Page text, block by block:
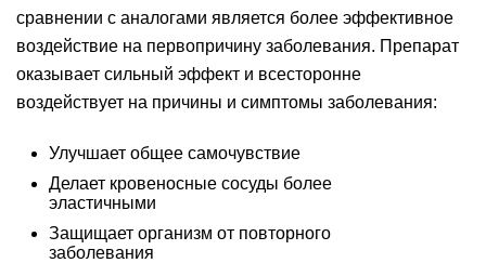
сравнении с аналогами является более эффективное
воздействие на первопричину заболевания. Препарат
оказывает сильный эффект и всесторонне
воздействует на причины и симптомы заболевания:
Улучшает общее самочувствие
Делает кровеносные сосуды более
эластичными
Защищает организм от повторного
заболевания